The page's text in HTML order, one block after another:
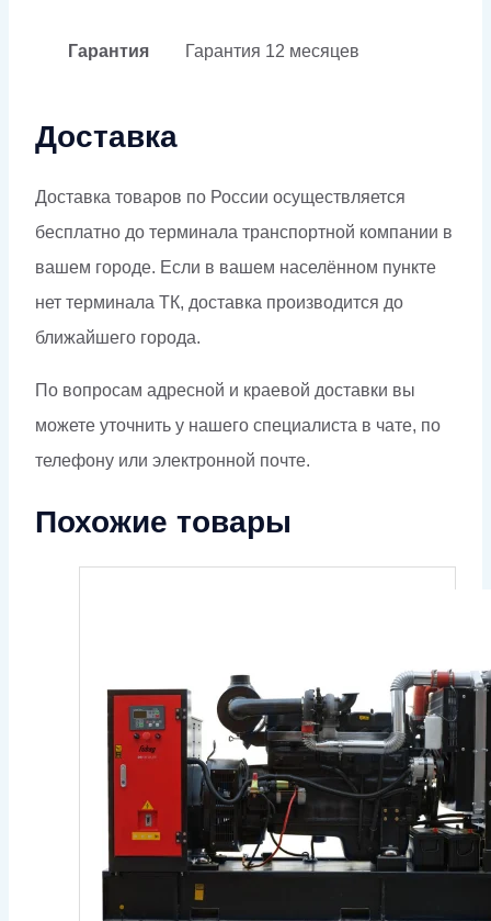
Гарантия Гарантия 12 месяцев
Доставка
Доставка товаров по России осуществляется
бесплатно до терминала транспортной компании в
вашем городе. Если в вашем населённом пункте
нет терминала ТК, доставка производится до
ближайшего города.
По вопросам адресной и краевой доставки вы
можете уточнить у нашего специалиста в чате, по
телефону или электронной почте.
Похожие товары